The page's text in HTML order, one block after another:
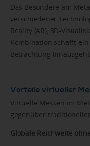
Das Besondere am
verschiedener
Reality (AR), 3D-
Kombination schafft
Betrachtung
Vorteile virtueller
Virtuelle Messen im
gegenüber
Globale Reichweite